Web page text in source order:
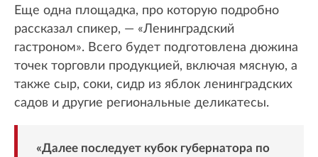
Еще одна площадка, про которую подробно
рассказал спикер, — «Ленинградский
гастроном». Всего будет подготовлена дюжина
точек торговли продукцией, включая мясную, а
также сыр, соки, сидр из яблок ленинградских
садов и другие региональные деликатесы.
«Далее последует кубок губернатора по